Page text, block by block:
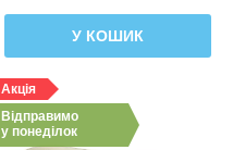
У КОШИК
Акція
Відправимо
у понеділок